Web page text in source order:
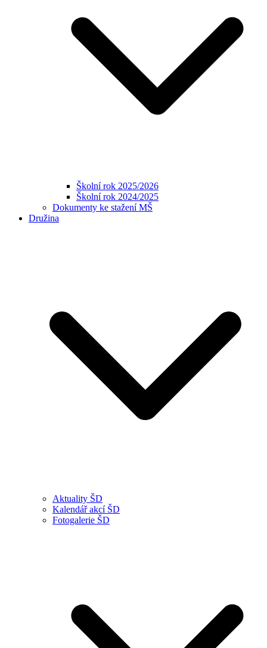
Školní rok 2025/2026
Školní rok 2024/2025
Dokumenty ke stažení MŠ
Družina
Aktuality ŠD
Kalendář akcí ŠD
Fotogalerie ŠD